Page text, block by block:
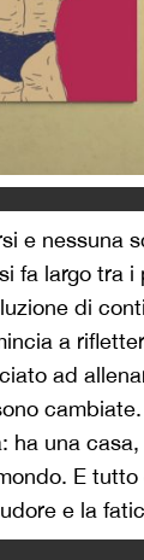
e nessuna
fa largo tra
di
a
ad
ha una
E
e la